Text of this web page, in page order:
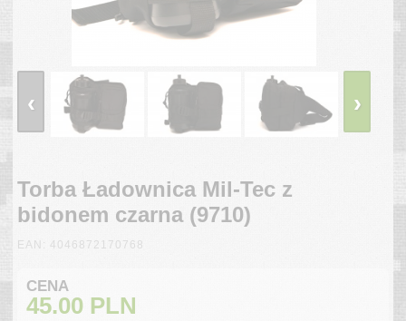
›
‹
Torba Ładownica Mil-Tec z
bidonem czarna (9710)
EAN: 4046872170768
CENA
45.00 PLN